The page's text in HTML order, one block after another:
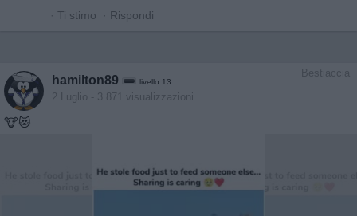
· Ti stimo · Rispondi
Bestiaccia
hamilton89 livello 13
2 Luglio - 3.871 visualizzazioni
🐮😻